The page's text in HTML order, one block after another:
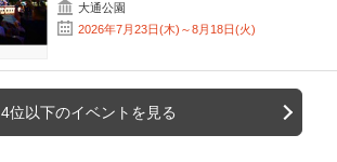
大通公園
2026年7月23日(木)～8月18日(火)
4位以下のイベントを見る